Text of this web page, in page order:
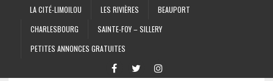
LA CITÉ-LIMOILOU LES RIVIÈRES
BEAUPORT
CHARLESBOURG
SAINTE-FOY – SILLERY
PETITES ANNONCES GRATUITES